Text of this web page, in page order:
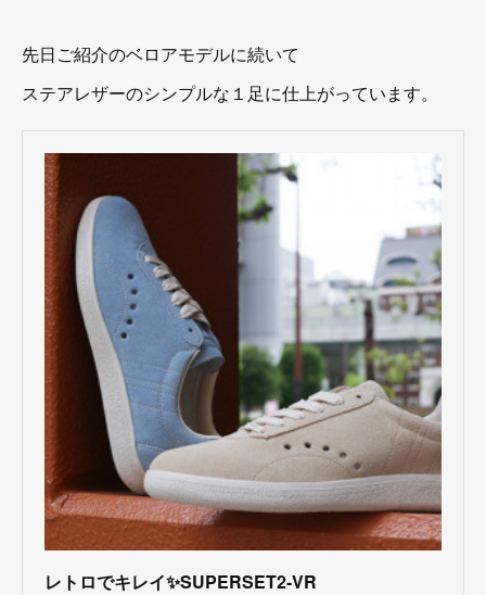
先日ご紹介のベロアモデルに続いて
ステアレザーのシンプルな１足に仕上がっています。
レトロでキレイ✨SUPERSET2-VR